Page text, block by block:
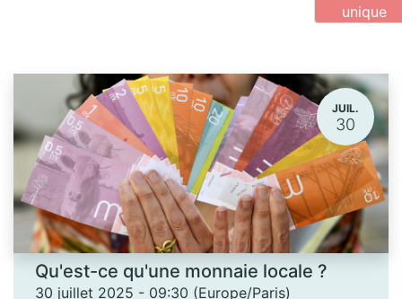
unique
JUIL.
30
Qu'est-ce qu'une monnaie locale ?
30 juillet 2025 - 09:30 (Europe/Paris)